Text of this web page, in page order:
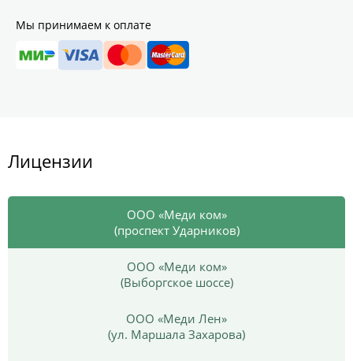
Мы принимаем к оплате
Лицензии
ООО «Меди ком»
(проспект Ударников)
ООО «Меди ком»
(Выборгское шоссе)
ООО «Меди Лен»
(ул. Маршала Захарова)